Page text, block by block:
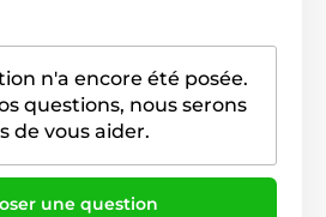
n'a encore été posée.
questions, nous serons
de vous aider.
une question